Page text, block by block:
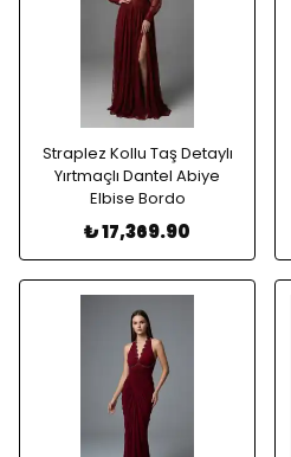
Straplez Kollu Taş Detaylı
Yırtmaçlı Dantel Abiye
Elbise Bordo
₺ 17,369.90